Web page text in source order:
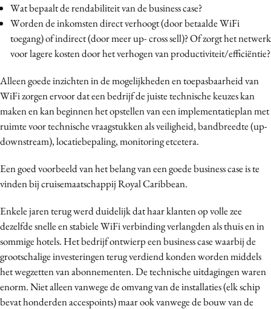
Wat bepaalt de rendabiliteit van de business case?
Worden de inkomsten direct verhoogt (door betaalde WiFi
toegang) of indirect (door meer up- cross sell)? Of zorgt het netwerk
voor lagere kosten door het verhogen van productiviteit/efficiëntie?
Alleen goede inzichten in de mogelijkheden en toepasbaarheid van
WiFi zorgen ervoor dat een bedrijf de juiste technische keuzes kan
maken en kan beginnen het opstellen van een implementatieplan met
ruimte voor technische vraagstukken als veiligheid, bandbreedte (up-
downstream), locatiebepaling, monitoring etcetera.
Een goed voorbeeld van het belang van een goede business case is te
vinden bij cruisemaatschappij Royal Caribbean.
Enkele jaren terug werd duidelijk dat haar klanten op volle zee
dezelfde snelle en stabiele WiFi verbinding verlangden als thuis en in
sommige hotels. Het bedrijf ontwierp een business case waarbij de
grootschalige investeringen terug verdiend konden worden middels
het wegzetten van abonnementen. De technische uitdagingen waren
enorm. Niet alleen vanwege de omvang van de installaties (elk schip
bevat honderden accespoints) maar ook vanwege de bouw van de